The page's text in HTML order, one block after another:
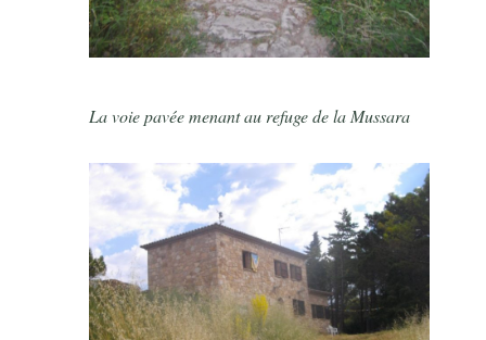
La voie pavée menant au refuge de la Mussara